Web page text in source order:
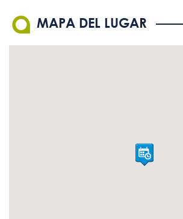
MAPA DEL LUGAR